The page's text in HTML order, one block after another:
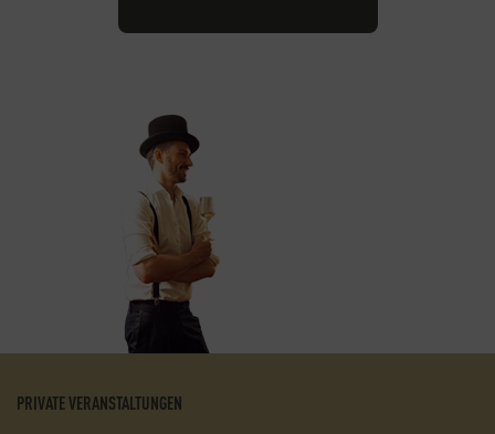
PRIVATE VERANSTALTUNGEN